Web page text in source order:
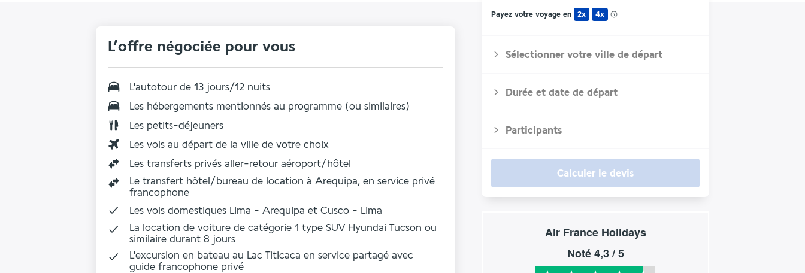
Payez votre voyage en 2x 4x
Sélectionner votre ville de départ
Durée et date de départ
Participants
Calculer le devis
Air France Holidays
Noté4,3/ 5
L’offre négociée pour vous
L'autotour de 13 jours/12 nuits
Les hébergements mentionnés au programme (ou similaires)
Les petits-déjeuners
Les vols au départ de la ville de votre choix
Les transferts privés aller-retour aéroport/hôtel
Le transfert hôtel/bureau de location à Arequipa, en service privé
francophone
Les vols domestiques Lima - Arequipa et Cusco - Lima
La location de voiture de catégorie 1 type SUV Hyundai Tucson ou
similaire durant 8 jours
L'excursion en bateau au Lac Titicaca en service partagé avec
guide francophone privé